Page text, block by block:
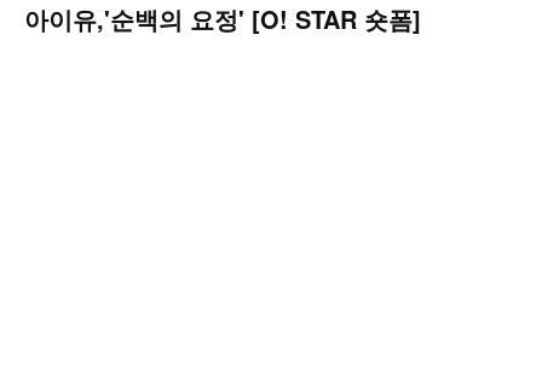
아이유,'순백의 요정' [O! STAR 숏폼]